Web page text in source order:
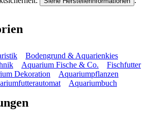
Bodengrund & Aquarienkies
Aquarium Fische & Co.
Fischfutter
Dekoration
Aquariumpflanzen
Aquariumbuch